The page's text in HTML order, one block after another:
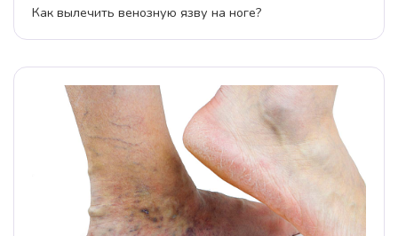
Как вылечить венозную язву на ноге?